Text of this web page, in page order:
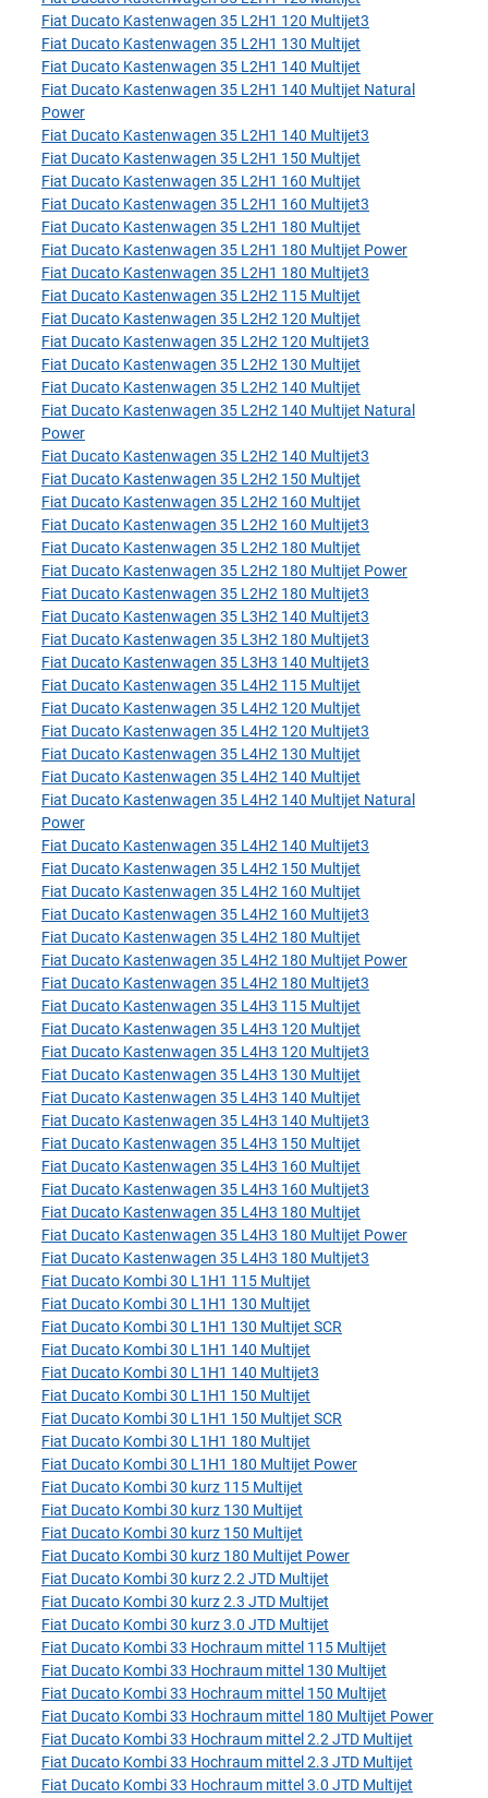
Fiat Ducato Kastenwagen 35 L2H1 120 Multijet3
Fiat Ducato Kastenwagen 35 L2H1 130 Multijet
Fiat Ducato Kastenwagen 35 L2H1 140 Multijet
Fiat Ducato Kastenwagen 35 L2H1 140 Multijet Natural
Power
Fiat Ducato Kastenwagen 35 L2H1 140 Multijet3
Fiat Ducato Kastenwagen 35 L2H1 150 Multijet
Fiat Ducato Kastenwagen 35 L2H1 160 Multijet
Fiat Ducato Kastenwagen 35 L2H1 160 Multijet3
Fiat Ducato Kastenwagen 35 L2H1 180 Multijet
Fiat Ducato Kastenwagen 35 L2H1 180 Multijet Power
Fiat Ducato Kastenwagen 35 L2H1 180 Multijet3
Fiat Ducato Kastenwagen 35 L2H2 115 Multijet
Fiat Ducato Kastenwagen 35 L2H2 120 Multijet
Fiat Ducato Kastenwagen 35 L2H2 120 Multijet3
Fiat Ducato Kastenwagen 35 L2H2 130 Multijet
Fiat Ducato Kastenwagen 35 L2H2 140 Multijet
Fiat Ducato Kastenwagen 35 L2H2 140 Multijet Natural
Power
Fiat Ducato Kastenwagen 35 L2H2 140 Multijet3
Fiat Ducato Kastenwagen 35 L2H2 150 Multijet
Fiat Ducato Kastenwagen 35 L2H2 160 Multijet
Fiat Ducato Kastenwagen 35 L2H2 160 Multijet3
Fiat Ducato Kastenwagen 35 L2H2 180 Multijet
Fiat Ducato Kastenwagen 35 L2H2 180 Multijet Power
Fiat Ducato Kastenwagen 35 L2H2 180 Multijet3
Fiat Ducato Kastenwagen 35 L3H2 140 Multijet3
Fiat Ducato Kastenwagen 35 L3H2 180 Multijet3
Fiat Ducato Kastenwagen 35 L3H3 140 Multijet3
Fiat Ducato Kastenwagen 35 L4H2 115 Multijet
Fiat Ducato Kastenwagen 35 L4H2 120 Multijet
Fiat Ducato Kastenwagen 35 L4H2 120 Multijet3
Fiat Ducato Kastenwagen 35 L4H2 130 Multijet
Fiat Ducato Kastenwagen 35 L4H2 140 Multijet
Fiat Ducato Kastenwagen 35 L4H2 140 Multijet Natural
Power
Fiat Ducato Kastenwagen 35 L4H2 140 Multijet3
Fiat Ducato Kastenwagen 35 L4H2 150 Multijet
Fiat Ducato Kastenwagen 35 L4H2 160 Multijet
Fiat Ducato Kastenwagen 35 L4H2 160 Multijet3
Fiat Ducato Kastenwagen 35 L4H2 180 Multijet
Fiat Ducato Kastenwagen 35 L4H2 180 Multijet Power
Fiat Ducato Kastenwagen 35 L4H2 180 Multijet3
Fiat Ducato Kastenwagen 35 L4H3 115 Multijet
Fiat Ducato Kastenwagen 35 L4H3 120 Multijet
Fiat Ducato Kastenwagen 35 L4H3 120 Multijet3
Fiat Ducato Kastenwagen 35 L4H3 130 Multijet
Fiat Ducato Kastenwagen 35 L4H3 140 Multijet
Fiat Ducato Kastenwagen 35 L4H3 140 Multijet3
Fiat Ducato Kastenwagen 35 L4H3 150 Multijet
Fiat Ducato Kastenwagen 35 L4H3 160 Multijet
Fiat Ducato Kastenwagen 35 L4H3 160 Multijet3
Fiat Ducato Kastenwagen 35 L4H3 180 Multijet
Fiat Ducato Kastenwagen 35 L4H3 180 Multijet Power
Fiat Ducato Kastenwagen 35 L4H3 180 Multijet3
Fiat Ducato Kombi 30 L1H1 115 Multijet
Fiat Ducato Kombi 30 L1H1 130 Multijet
Fiat Ducato Kombi 30 L1H1 130 Multijet SCR
Fiat Ducato Kombi 30 L1H1 140 Multijet
Fiat Ducato Kombi 30 L1H1 140 Multijet3
Fiat Ducato Kombi 30 L1H1 150 Multijet
Fiat Ducato Kombi 30 L1H1 150 Multijet SCR
Fiat Ducato Kombi 30 L1H1 180 Multijet
Fiat Ducato Kombi 30 L1H1 180 Multijet Power
Fiat Ducato Kombi 30 kurz 115 Multijet
Fiat Ducato Kombi 30 kurz 130 Multijet
Fiat Ducato Kombi 30 kurz 150 Multijet
Fiat Ducato Kombi 30 kurz 180 Multijet Power
Fiat Ducato Kombi 30 kurz 2.2 JTD Multijet
Fiat Ducato Kombi 30 kurz 2.3 JTD Multijet
Fiat Ducato Kombi 30 kurz 3.0 JTD Multijet
Fiat Ducato Kombi 33 Hochraum mittel 115 Multijet
Fiat Ducato Kombi 33 Hochraum mittel 130 Multijet
Fiat Ducato Kombi 33 Hochraum mittel 150 Multijet
Fiat Ducato Kombi 33 Hochraum mittel 180 Multijet Power
Fiat Ducato Kombi 33 Hochraum mittel 2.2 JTD Multijet
Fiat Ducato Kombi 33 Hochraum mittel 2.3 JTD Multijet
Fiat Ducato Kombi 33 Hochraum mittel 3.0 JTD Multijet